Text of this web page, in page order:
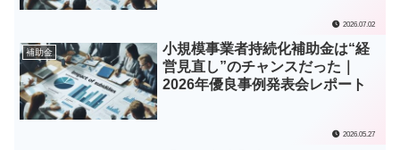
2026.07.02
補助金
小規模事業者持続化補助金は“経
営見直し”のチャンスだった｜
2026年優良事例発表会レポート
2026.05.27